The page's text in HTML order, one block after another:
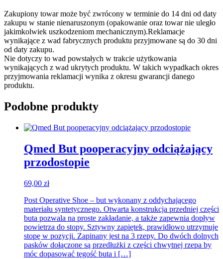
Zakupiony towar może być zwrócony w terminie do 14 dni od daty
zakupu w stanie nienaruszonym (opakowanie oraz towar nie uległo
jakimkolwiek uszkodzeniom mechanicznym).Reklamacje
wynikające z wad fabrycznych produktu przyjmowane są do 30 dni
od daty zakupu.
Nie dotyczy to wad powstałych w trakcie użytkowania
wynikających z wad ukrytych produktu. W takich wypadkach okres
przyjmowania reklamacji wynika z okresu gwarancji danego
produktu.
Podobne produkty
Qmed But pooperacyjny odciążający
przodostopie
69,00 zł
Post Operative Shoe – but wykonany z oddychającego
materiału syntetycznego. Otwarta konstrukcja przedniej części
buta pozwala na proste zakładanie, a także zapewnia dopływ
powietrza do stopy. Sztywny zapiętek, prawidłowo utrzymuje
stopę w pozycji. Zapinany jest na 3 rzepy. Do dwóch dolnych
pasków dołączone są przedłużki z części chwytnej rzepa by
móc dopasować tęgość buta i […]